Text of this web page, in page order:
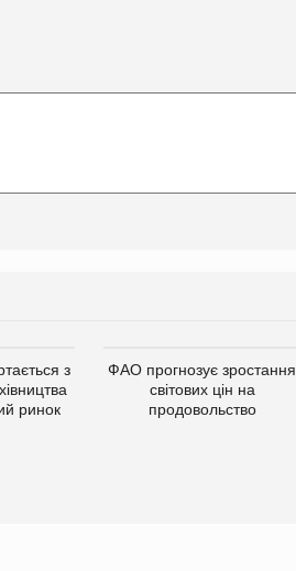
з
ринок
ФАО прогнозує зростання
світових цін на
продовольство